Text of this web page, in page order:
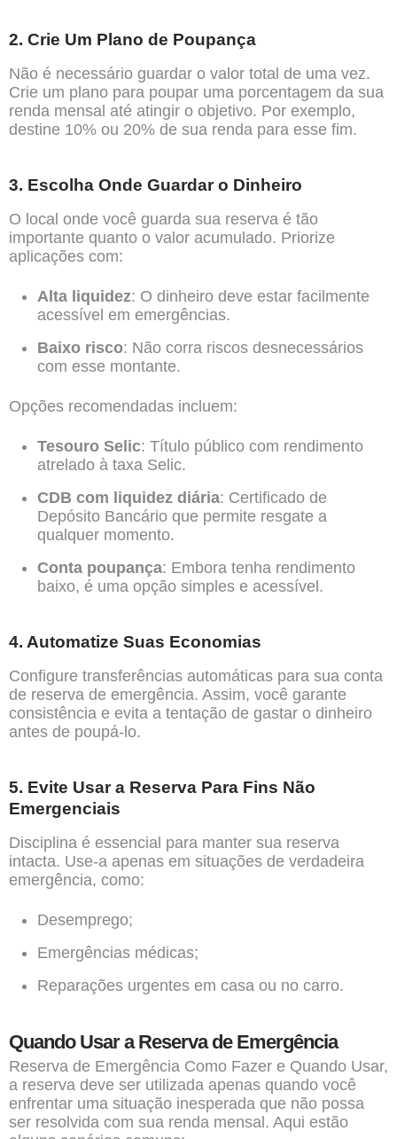
2. Crie Um Plano de Poupança
Não é necessário guardar o valor total de uma vez.
Crie um plano para poupar uma porcentagem da sua
renda mensal até atingir o objetivo. Por exemplo,
destine 10% ou 20% de sua renda para esse fim.
3. Escolha Onde Guardar o Dinheiro
O local onde você guarda sua reserva é tão
importante quanto o valor acumulado. Priorize
aplicações com:
Alta liquidez: O dinheiro deve estar facilmente
acessível em emergências.
Baixo risco: Não corra riscos desnecessários
com esse montante.
Opções recomendadas incluem:
Tesouro Selic: Título público com rendimento
atrelado à taxa Selic.
CDB com liquidez diária: Certificado de
Depósito Bancário que permite resgate a
qualquer momento.
Conta poupança: Embora tenha rendimento
baixo, é uma opção simples e acessível.
4. Automatize Suas Economias
Configure transferências automáticas para sua conta
de reserva de emergência. Assim, você garante
consistência e evita a tentação de gastar o dinheiro
antes de poupá-lo.
5. Evite Usar a Reserva Para Fins Não
Emergenciais
Disciplina é essencial para manter sua reserva
intacta. Use-a apenas em situações de verdadeira
emergência, como:
Desemprego;
Emergências médicas;
Reparações urgentes em casa ou no carro.
Quando Usar a Reserva de Emergência
Reserva de Emergência Como Fazer e Quando Usar,
a reserva deve ser utilizada apenas quando você
enfrentar uma situação inesperada que não possa
ser resolvida com sua renda mensal. Aqui estão